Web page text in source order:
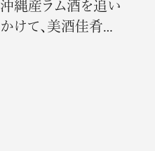
沖縄産ラム酒を追い
かけて、美酒佳肴の